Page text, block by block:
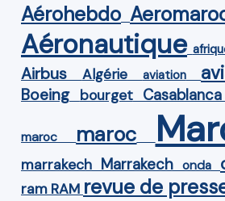
Aérohebdo
Aéronautique
Airbus Algérie aviation
Boeing bourget Casablanca
maroc maroc
marrakech Marrakech onda
ram RAM revue de